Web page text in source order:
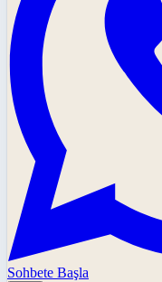
Sohbete Başla